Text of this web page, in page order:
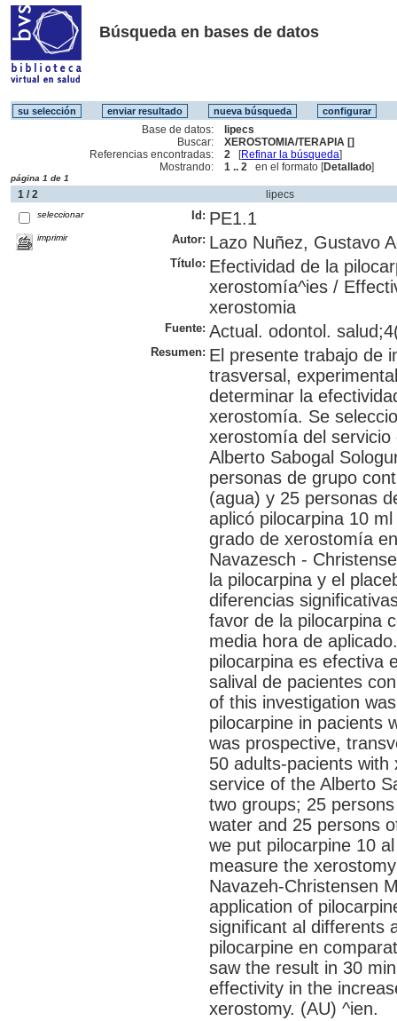
Búsqueda en bases de datos
Base de datos:
lipecs
Buscar:
XEROSTOMIA/TERAPIA []
Referencias encontradas:
2 [Refinar la búsqueda]
Mostrando:
1 .. 2 en el formato [Detallado]
página 1 de 1
1 / 2 lipecs
seleccionar
imprimir
Id: PE1.1
Autor: Lazo Nuñez, Gustavo
Título: Efectividad de la
xerostomía^ies /
xerostomia
Fuente: Actual. odontol.
Resumen: El presente trabajo de
trasversal,
determinar la
xerostomía. Se
xerostomía del
Alberto Sabogal
personas de grupo
(agua) y 25 personas
aplicó pilocarpina 10
grado de xerostomía
Navazesch -
la pilocarpina y el
diferencias
favor de la pilocarpina
media hora de
pilocarpina es efectiva
salival de pacientes
of this investigation
pilocarpine in pacients
was prospective,
50 adults-pacients
service of the Alberto
two groups; 25
water and 25 persons
we put pilocarpine 10
measure the
Navazeh-Christensen
application of
significant al differents
pilocarpine en
saw the result in 30
effectivity in the
xerostomy. (AU) ^ien.